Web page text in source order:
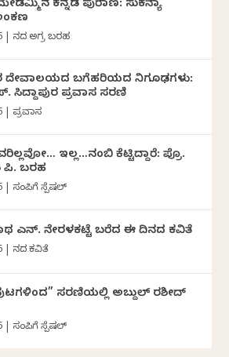
ಕನ್ನಡ ಪುರಾಣ: ಸುಕನ್ಯಾ
ದಿನದ ಅಗ್ರ ಬರಹ
ದೇವಾಲಯದ ಬಗೆಹರಿಯದ ನಿಗೂಢಗಳು:
ಸಿದ್ದಾಪುರ ಪ್ರವಾಸ ಸರಣಿ
ಪ್ರವಾಸ
ಇಲ್ಲ…ನಂಬಿ ಕೆಟ್ಟಿದ್ದಾರೆ: ಪ್ರೊ.
ಪಿ. ಬರಹ
ಸಂಪಿಗೆ ಸ್ಪೆಷಲ್
ಎನ್.‌ ನೇರಳಕಟ್ಟೆ ಬರೆದ ಈ ದಿನದ ಕವಿತೆ
ದಿನದ ಕವಿತೆ
ಸರಣಿಯಲ್ಲಿ ಅಬ್ದುಲ್‌ ರಶೀದ್‌
ಸಂಪಿಗೆ ಸ್ಪೆಷಲ್